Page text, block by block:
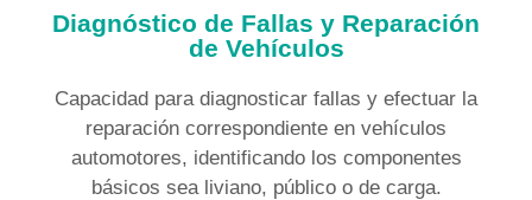
Diagnóstico de Fallas y Reparación
de Vehículos
Capacidad para diagnosticar fallas y efectuar la
reparación correspondiente en vehículos
automotores, identificando los componentes
básicos sea liviano, público o de carga.